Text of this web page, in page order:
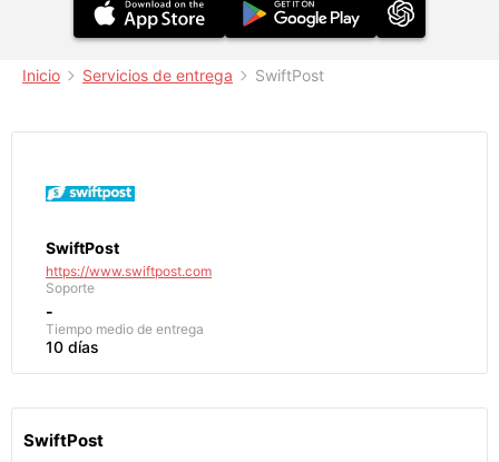
Inicio Servicios de entrega SwiftPost
SwiftPost
https://www.swiftpost.com
Soporte
-
Tiempo medio de entrega
10 días
SwiftPost